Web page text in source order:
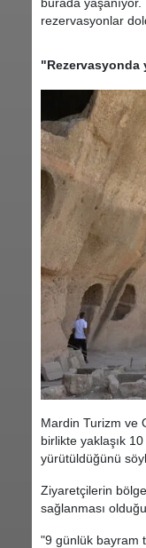
rezervasyonlar
"Rezervasyonda
Mardin Turizm ve
birlikte yaklaşık
yürütüldüğünü
Ziyaretçilerin
sağlanması
"9 günlük bayram